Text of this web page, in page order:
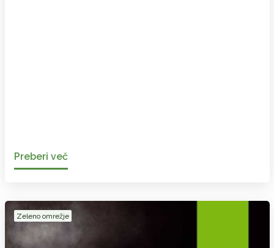
Preberi več
Zeleno omrežje